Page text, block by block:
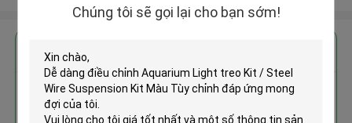
Chúng tôi sẽ gọi lại cho bạn sớm!
Dễ dàng điều chỉnh Aquarium
Light treo Kit / Steel Wire